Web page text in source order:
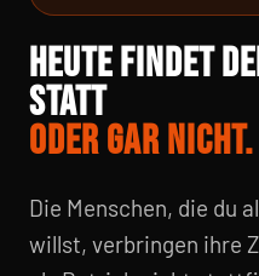
HEUTE FINDET
STATT
ODER GAR NICHT.
Die Menschen, die du
willst, verbringen ihre